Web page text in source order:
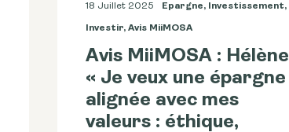
18 Juillet 2025 Epargne, Investissement,
Investir, Avis MiiMOSA
Avis MiiMOSA : Hélène
« Je veux une épargne
alignée avec mes
valeurs : éthique,